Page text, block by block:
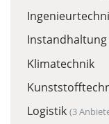
Instandhaltung
Klimatechnik
Logistik (3